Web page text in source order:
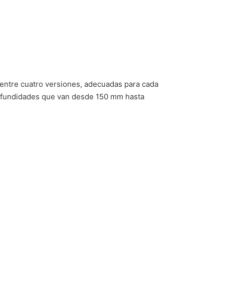
cuatro versiones, adecuadas para cada
que van desde 150 mm hasta